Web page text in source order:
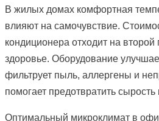
В жилых домах комфортная
влияют на самочувствие.
кондиционера отходит на второй
здоровье. Оборудование
фильтрует пыль, аллергены и
помогает предотвратить сырость
Оптимальный микроклимат в